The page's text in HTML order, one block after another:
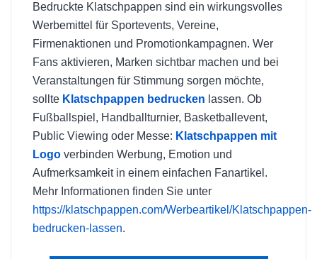
Bedruckte Klatschpappen sind ein wirkungsvolles
Werbemittel für Sportevents, Vereine,
Firmenaktionen und Promotionkampagnen. Wer
Fans aktivieren, Marken sichtbar machen und bei
Veranstaltungen für Stimmung sorgen möchte,
sollte Klatschpappen bedrucken lassen. Ob
Fußballspiel, Handballturnier, Basketballevent,
Public Viewing oder Messe: Klatschpappen mit
Logo verbinden Werbung, Emotion und
Aufmerksamkeit in einem einfachen Fanartikel.
Mehr Informationen finden Sie unter
https://klatschpappen.com/Werbeartikel/Klatschpappen-
bedrucken-lassen.